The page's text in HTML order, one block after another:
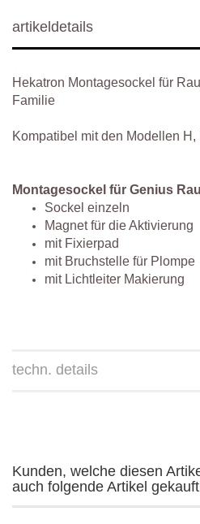
artikeldetails
Hekatron Montagesockel für
Familie
Kompatibel mit den Modellen
Montagesockel für Genius
Sockel einzeln
Magnet für die Aktivierung
mit Fixierpad
mit Bruchstelle für Plompe
mit Lichtleiter Makierung
techn. details
Kunden, welche diesen
auch folgende Artikel